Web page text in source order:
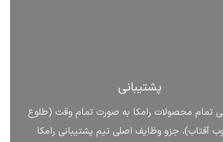
پشتیبانی
تمام محصولات رامکا به صورت تمام وقت (طلوع
آفتاب)، جزو وظایف اصلی تیم پشتیبانی رامکا